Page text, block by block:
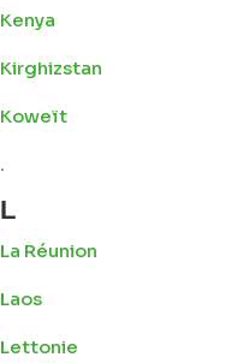
Kenya
Kirghizstan
Koweït
.
L
La Réunion
Laos
Lettonie